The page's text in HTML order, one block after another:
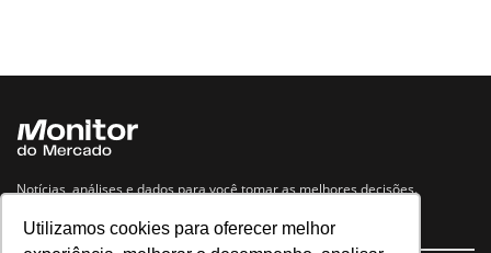
Utilizamos cookies para oferecer melhor
Notícias, análises e dados para você tomar as melhores decisões.
Navegue no site